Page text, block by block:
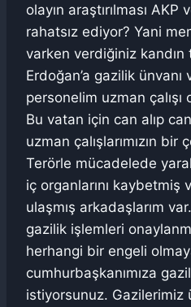
olayın araştırılması AKP
rahatsız ediyor? Yani
varken verdiğiniz kandın
Erdoğan’a gazilik
personelim uzman çalışı
Bu vatan için can alıp
uzman çalışlarımızın
Terörle mücadelede
iç organlarını
ulaşmış arkadaşlarım
gazilik işlemleri
herhangi bir engeli
cumhurbaşkanımıza
istiyorsunuz.